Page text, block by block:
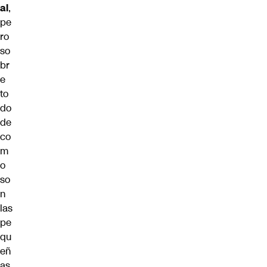
al,
pe
ro
so
br
e
to
do
de
co
m
o
so
n
las
pe
qu
eñ